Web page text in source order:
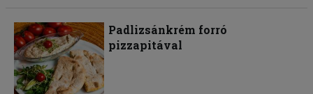
Padlizsánkrém forró
pizzapitával